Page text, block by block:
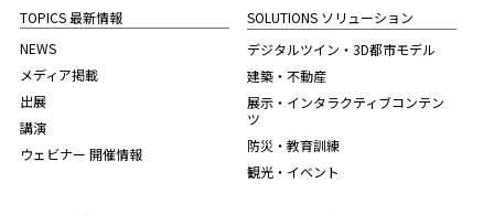
TOPICS 最新情報
NEWS
メディア掲載
出展
講演
ウェビナー 開催情報
SOLUTIONS ソリューション
デジタルツイン・3D都市モデル
建築・不動産
展示・インタラクティブコンテン
ツ
防災・教育訓練
観光・イベント